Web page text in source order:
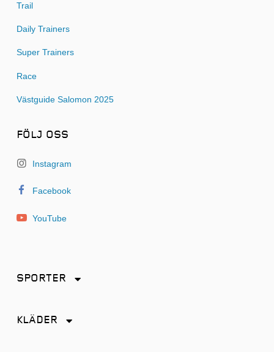
Trail
Daily Trainers
Super Trainers
Race
Västguide Salomon 2025
FÖLJ OSS
Instagram
Facebook
YouTube
SPORTER
KLÄDER